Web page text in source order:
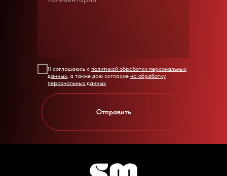
Я соглашаюсь с политикой обработки персональных
данных, а также даю согласие на обработку
персональных данных
Отправить